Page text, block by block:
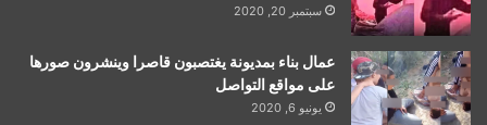
سبتمبر 20, 2020
عمال بناء بمديونة يغتصبون قاصرا وينشرون صورها
على مواقع التواصل
يونيو 6, 2020